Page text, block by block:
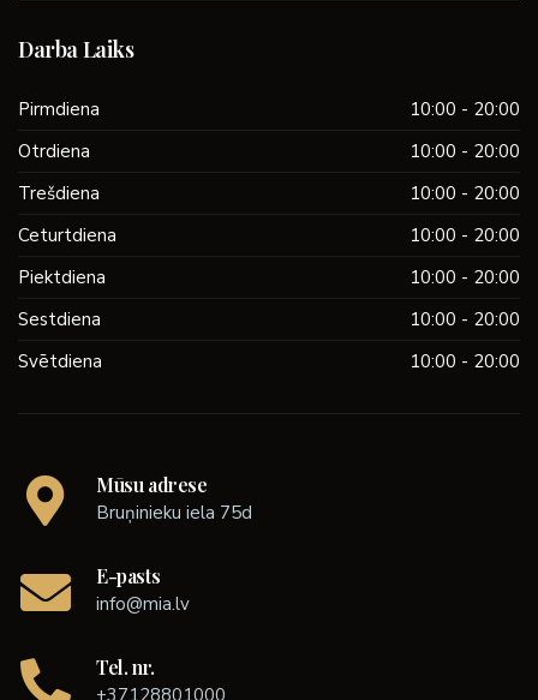
Darba Laiks
Pirmdiena
10:00 - 20:00
Otrdiena
10:00 - 20:00
Trešdiena
10:00 - 20:00
Ceturtdiena
10:00 - 20:00
Piektdiena
10:00 - 20:00
Sestdiena
10:00 - 20:00
Svētdiena
10:00 - 20:00
Mūsu adrese
Bruņinieku iela 75d
E-pasts
info@mia.lv
Tel. nr.